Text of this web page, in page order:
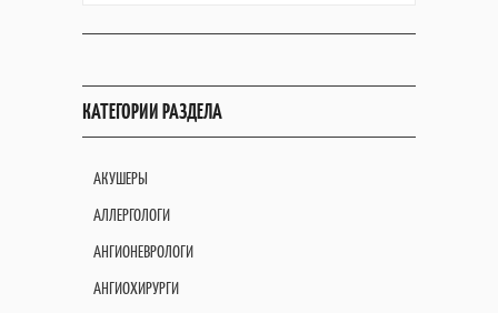
КАТЕГОРИИ РАЗДЕЛА
АКУШЕРЫ
АЛЛЕРГОЛОГИ
АНГИОНЕВРОЛОГИ
АНГИОХИРУРГИ